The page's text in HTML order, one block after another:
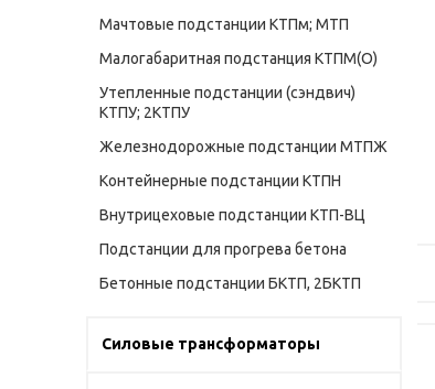
Мачтовые подстанции КТПм; МТП
Малогабаритная подстанция КТПМ(О)
Утепленные подстанции (сэндвич)
КТПУ; 2КТПУ
Железнодорожные подстанции МТПЖ
Контейнерные подстанции КТПН
Внутрицеховые подстанции КТП-ВЦ
Подстанции для прогрева бетона
Бетонные подстанции БКТП, 2БКТП
Силовые трансформаторы